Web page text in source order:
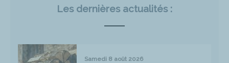
Les dernières actualités :
Samedi 8 août 2026